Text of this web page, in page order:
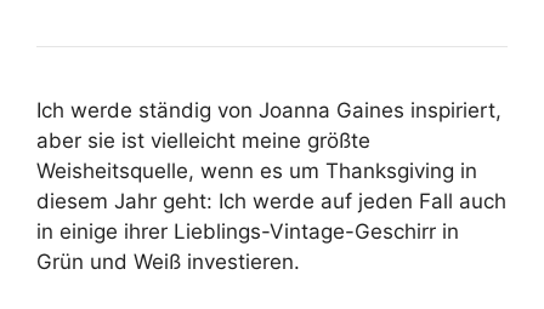
Ich werde ständig von Joanna Gaines inspiriert,
aber sie ist vielleicht meine größte
Weisheitsquelle, wenn es um Thanksgiving in
diesem Jahr geht: Ich werde auf jeden Fall auch
in einige ihrer Lieblings-Vintage-Geschirr in
Grün und Weiß investieren.